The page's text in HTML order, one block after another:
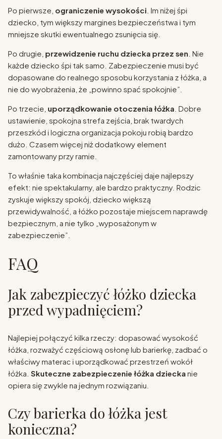
Po pierwsze, ograniczenie wysokości . Im niżej śpi
dziecko, tym większy margines bezpieczeństwa i tym
mniejsze skutki ewentualnego zsunięcia się.
Po drugie, przewidzenie ruchu dziecka przez sen . Nie
każde dziecko śpi tak samo. Zabezpieczenie musi być
dopasowane do realnego sposobu korzystania z łóżka, a
nie do wyobrażenia, że „powinno spać spokojnie”.
Po trzecie, uporządkowanie otoczenia łóżka . Dobre
ustawienie, spokojna strefa zejścia, brak twardych
przeszkód i logiczna organizacja pokoju robią bardzo
dużo. Czasem więcej niż dodatkowy element
zamontowany przy ramie.
To właśnie taka kombinacja najczęściej daje najlepszy
efekt: nie spektakularny, ale bardzo praktyczny. Rodzic
zyskuje większy spokój, dziecko większą
przewidywalność, a łóżko pozostaje miejscem naprawdę
bezpiecznym, a nie tylko „wyposażonym w
zabezpieczenie”.
FAQ
Jak zabezpieczyć łóżko dziecka
przed wypadnięciem?
Najlepiej połączyć kilka rzeczy: dopasować wysokość
łóżka, rozważyć częściową osłonę lub barierkę, zadbać o
właściwy materac i uporządkować przestrzeń wokół
łóżka. Skuteczne zabezpieczenie łóżka dziecka nie
opiera się zwykle na jednym rozwiązaniu.
Czy barierka do łóżka jest
konieczna?